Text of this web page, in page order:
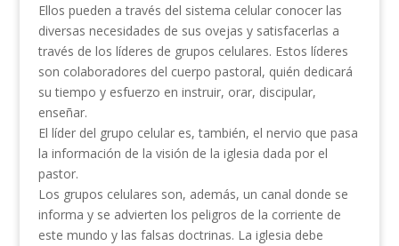
Ellos pueden a través del sistema celular conocer las
diversas necesidades de sus ovejas y satisfacerlas a
través de los líderes de grupos celulares. Estos líderes
son colaboradores del cuerpo pastoral, quién dedicará
su tiempo y esfuerzo en instruir, orar, discipular,
enseñar.
El líder del grupo celular es, también, el nervio que pasa
la información de la visión de la iglesia dada por el
pastor.
Los grupos celulares son, además, un canal donde se
informa y se advierten los peligros de la corriente de
este mundo y las falsas doctrinas. La iglesia debe